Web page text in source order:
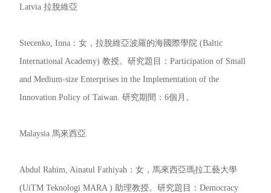
Latvia 拉脫維亞
Stecenko, Inna：女，拉脫維亞波羅的海國際學院 (Baltic
International Academy) 教授。研究題目：Participation of Small
and Medium-size Enterprises in the Implementation of the
Innovation Policy of Taiwan. 研究期間：6個月。
Malaysia 馬來西亞
Abdul Rahim, Ainatul Fathiyah：女，馬來西亞瑪拉工藝大學
(UiTM Teknologi MARA ) 助理教授。研究題目：Democracy